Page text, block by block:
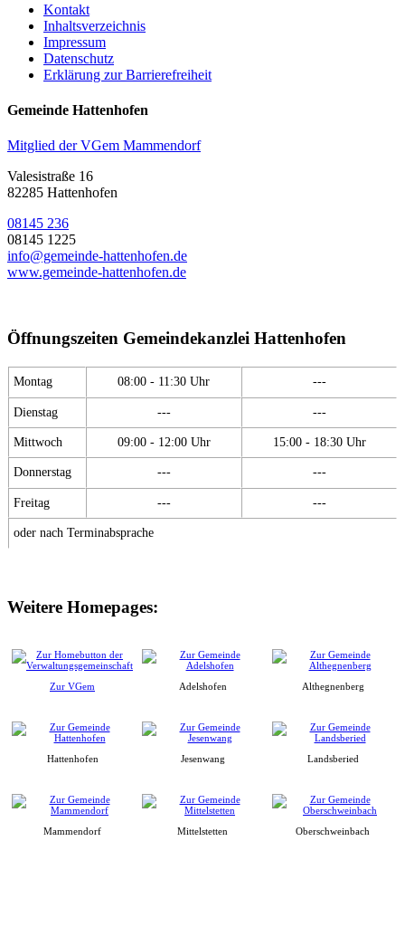
Kontakt
Inhaltsverzeichnis
Impressum
Datenschutz
Erklärung zur Barrierefreiheit
Gemeinde Hattenhofen
Mitglied der VGem Mammendorf
Valesistraße 16
82285 Hattenhofen
08145 236
08145 1225
info@gemeinde-hattenhofen.de
www.gemeinde-hattenhofen.de
Öffnungszeiten Gemeindekanzlei Hattenhofen
Montag 08:00 - 11:30 Uhr ---
Dienstag --- ---
Mittwoch 09:00 - 12:00 Uhr 15:00 - 18:30 Uhr
Donnerstag --- ---
Freitag --- ---
oder nach Terminabsprache
Weitere Homepages:
Zur VGem Adelshofen Althegnenberg
Hattenhofen Jesenwang Landsberied
Mammendorf Mittelstetten Oberschweinbach